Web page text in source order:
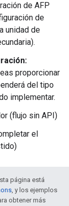
de AFP
de
unidad de
proporcionar
del tipo
implementar.
(flujo sin API)
el
página está
, y los ejemplos
obtener más